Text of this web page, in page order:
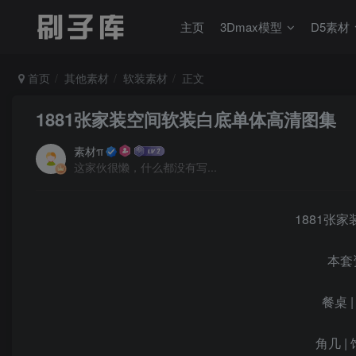
主页 3Dmax模型 D5素材
首页 其他素材 软装素材 正文
1881张家装空间软装白底单体高清图集
素材π
这家伙很懒，什么都没有写...
1881张家
本
餐桌
角几 |